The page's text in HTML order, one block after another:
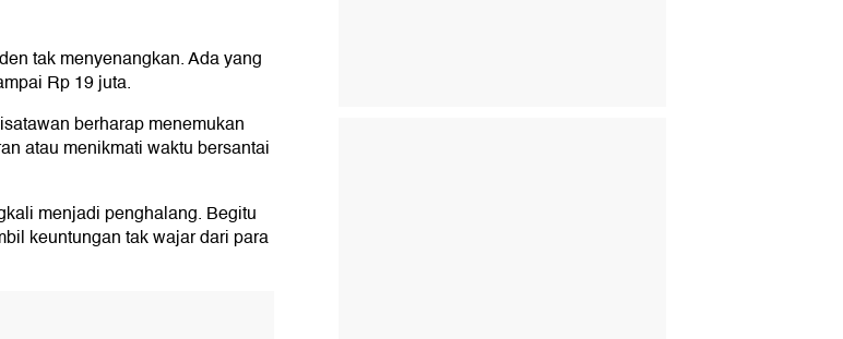
tak menyenangkan. Ada yang
Rp 19 juta.
berharap menemukan
atau menikmati waktu bersantai
menjadi penghalang. Begitu
keuntungan tak wajar dari para